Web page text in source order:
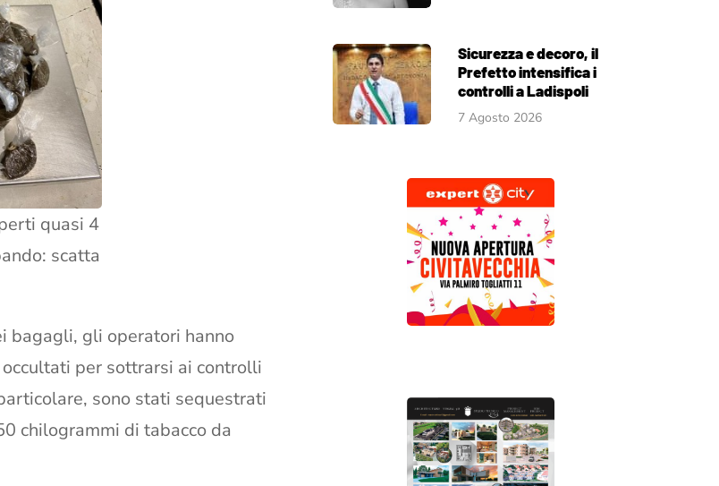
quasi 4
scatta
bagagli, gli operatori hanno
per sottrarsi ai controlli
sono stati sequestrati
chilogrammi di tabacco da
Sicurezza e decoro, il
Prefetto intensifica i
controlli a Ladispoli
7 Agosto 2026